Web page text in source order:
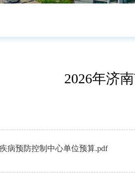
2026年济
病预防控制中心单位预算.pdf